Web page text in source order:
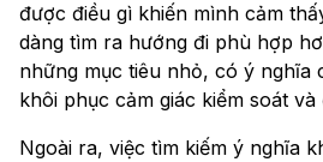
được điều gì khiến mình cảm
dàng tìm ra hướng đi phù hợp
những mục tiêu nhỏ, có ý nghĩa
khôi phục cảm giác kiểm soát
Ngoài ra, việc tìm kiếm ý nghĩa